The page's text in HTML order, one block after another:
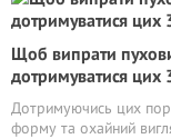
Щоб випрати
дотримуватися цих
Дотримуючись цих
форму та охайний